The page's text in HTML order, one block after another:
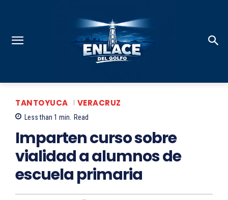
TANTOYUCA VERACRUZ
Less than 1 min. Read
Imparten curso sobre
vialidad a alumnos de
escuela primaria